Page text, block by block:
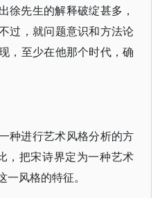
徐先生的解释破绽甚多，
过，就问题意识和方法论
，至少在他那个时代，确
种进行艺术风格分析的方
，把宋诗界定为一种艺术
风格的特征。